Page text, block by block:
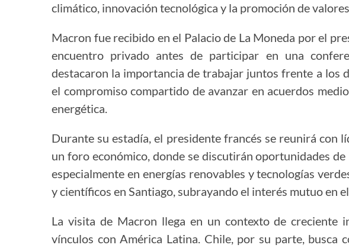
climático, innovación tecnológica y la promoción de
Macron fue recibido en el Palacio de La Moneda por el
encuentro privado antes de participar en una
destacaron la importancia de trabajar juntos frente a los
el compromiso compartido de avanzar en acuerdos
energética.
Durante su estadía, el presidente francés se reunirá con
un foro económico, donde se discutirán oportunidades
especialmente en energías renovables y tecnologías
y científicos en Santiago, subrayando el interés mutuo en
La visita de Macron llega en un contexto de creciente
vínculos con América Latina. Chile, por su parte, busca